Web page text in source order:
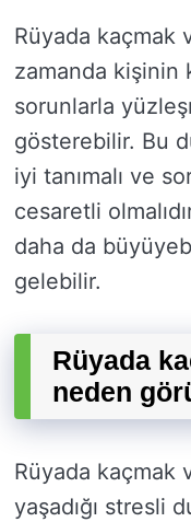
Rüyada kaçmak
zamanda kişinin
sorunlarla
gösterebilir. Bu
iyi tanımalı ve
cesaretli
daha da
gelebilir.
Rüyada
neden
Rüyada kaçmak
yaşadığı stresli